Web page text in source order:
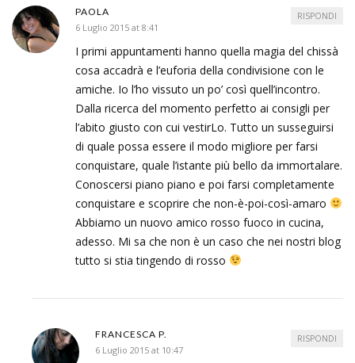
PAOLA
6 Luglio 2015 at 8:41
I primi appuntamenti hanno quella magia del chissà
cosa accadrà e l’euforia della condivisione con le
amiche. Io l’ho vissuto un po’ così quell’incontro.
Dalla ricerca del momento perfetto ai consigli per
l’abito giusto con cui vestirLo. Tutto un susseguirsi
di quale possa essere il modo migliore per farsi
conquistare, quale l’istante più bello da immortalare.
Conoscersi piano piano e poi farsi completamente
conquistare e scoprire che non-è-poi-così-amaro
Abbiamo un nuovo amico rosso fuoco in cucina,
adesso. Mi sa che non è un caso che nei nostri blog
tutto si stia tingendo di rosso
RISPONDI
FRANCESCA P.
6 Luglio 2015 at 10:47
RISPONDI